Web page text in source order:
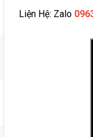
Liện Hệ: Zalo